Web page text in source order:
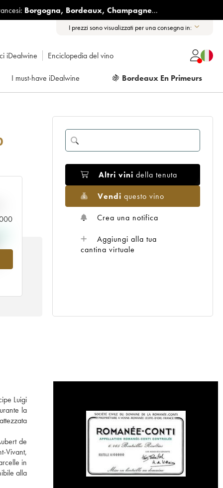
Borgogna, Bordeaux, Champagne...
I prezzi sono visualizzati per una consegna in:
iDealwine Enciclopedia del vino
I must-have iDealwine 🍇 Bordeaux En Primeurs
Altri vini della tenuta
Vendi questo vino
Crea una notifica
Aggiungi alla tua
cantina virtuale
Luigi
la
de
Vivant,
in
alla